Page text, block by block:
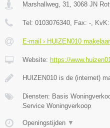
Marshallweg, 31, 3068 JN
Tel: 0103076340, Fax: -, KvK:
E-mail › HUIZEN010
Website: https://
HUIZEN010 is de (internet)
Diensten: Basis
Service Woningverkoop
Openingstijden ▼